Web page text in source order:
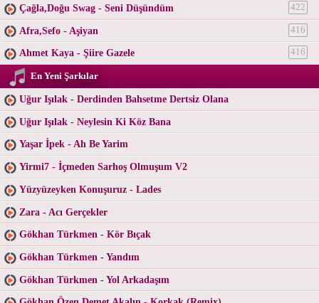
Çağla,Doğu Swag - Seni Düşündüm 422
Afra,Sefo - Aşiyan 416
Ahmet Kaya - Şiire Gazele 416
En Yeni Şarkılar
Uğur Işılak - Derdinden Bahsetme Dertsiz Olana
Uğur Işılak - Neylesin Ki Köz Bana
Yaşar İpek - Ah Be Yarim
Yirmi7 - İçmeden Sarhoş Olmuşum V2
Yüzyüzeyken Konuşuruz - Lades
Zara - Acı Gerçekler
Gökhan Türkmen - Kör Bıçak
Gökhan Türkmen - Yandım
Gökhan Türkmen - Yol Arkadaşım